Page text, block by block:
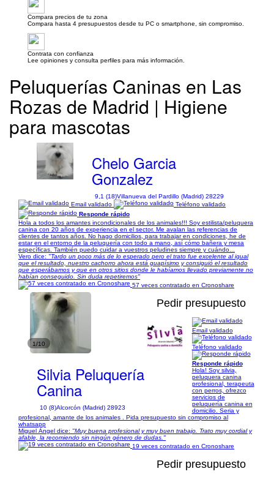
Compara precios de tu zona
Compara hasta 4 presupuestos desde tu PC o smartphone, sin compromiso.
Contrata con confianza
Lee opiniones y consulta perfiles para más información.
Peluquerías Caninas en Las
Rozas de Madrid | Higiene
para mascotas
Chelo Garcia
Gonzalez
9,1 (18)Villanueva del Pardillo (Madrid) 28229
Email validado
Teléfono validado
Responde rápido
Hola a todos los amantes incondicionales de los animales!!! Soy estilista/peluquera
canina con 20 años de experiencia en el sector. Me avalan las referencias de
clientes de tantos años. No hago domicilios, para trabajar en condiciones, he de
estar en el entorno de la peluquería con todo a mano, así cómo bañera y mesa
específicas. También puedo cuidar a vuestros peludines siempre y cuándo...
Vero dice: "Tardo un poco más de lo esperado pero el trato fue excelente al igual
que el resultado, nuestro cachorro ahora está guapísimo y consiguió el resultado
que esperábamos y que en otros sitios donde le habíamos llevado previamente no
habían conseguido. Sin duda repetiremos"
57 veces contratado en Cronoshare
1/10
Pedir presupuesto
Silvia Peluquería
Canina
10 (8)Alcorcón (Madrid) 28923
Email validado
Teléfono validado
Responde rápido
Hola! Soy silvia,
peluquera canina
profesional, terapeuta
con perros, ofrezco
servicios de
peluquería canina en
domicilio. Seria y
profesional, amante de los animales . Pida presupuesto sin compromiso al
whatsapp
Miguel Ángel dice: "Muy buena profesional y muy buen trabajo. Trato muy cordial y
afable, la recomiendo sin ningún género de dudas."
19 veces contratado en Cronoshare
Pedir presupuesto